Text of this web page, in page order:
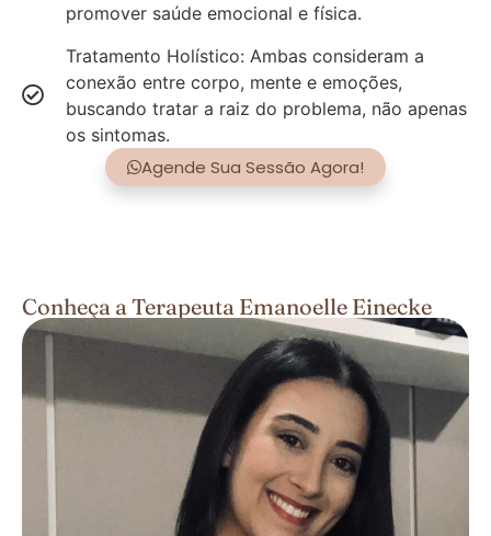
promover saúde emocional e física.
Tratamento Holístico: Ambas consideram a
conexão entre corpo, mente e emoções,
buscando tratar a raiz do problema, não apenas
os sintomas.
Agende Sua Sessão Agora!
Conheça a Terapeuta Emanoelle Einecke